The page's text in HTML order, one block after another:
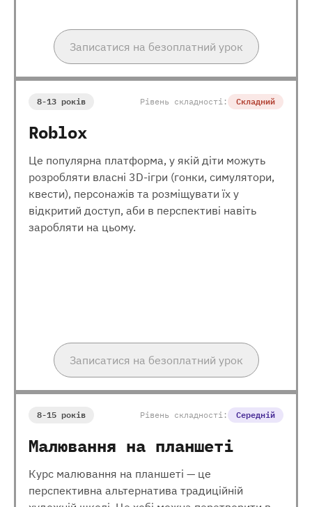
Записатися на безоплатний урок
8-13 років Рівень складності: Складний
Roblox
Це популярна платформа, у якій діти можуть
розробляти власні 3D-ігри (гонки, симулятори,
квести), персонажів та розміщувати їх у
відкритий доступ, аби в перспективі навіть
заробляти на цьому.
Записатися на безоплатний урок
8-15 років Рівень складності: Середній
Малювання на планшеті
Курс малювання на планшеті — це
перспективна альтернатива традиційній